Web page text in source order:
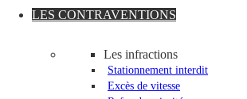
LES CONTRAVENTIONS
Les infractions
Stationnement interdit
Excès de vitesse